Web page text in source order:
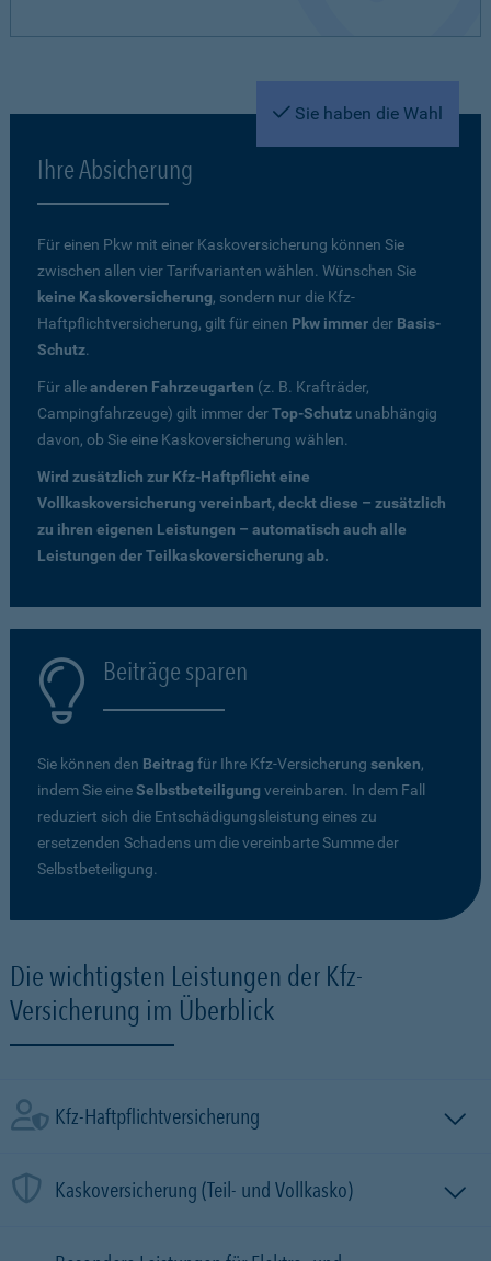
Sie haben die Wahl
Ihre Absicherung
Für einen Pkw mit einer Kaskoversicherung können Sie
zwischen allen vier Tarifvarianten wählen. Wünschen Sie
keine Kaskoversicherung, sondern nur die Kfz-
Haftpflichtversicherung, gilt für einen Pkw immerder Basis-
Schutz.
Für alleanderen Fahrzeugarten (z. B. Krafträder,
Campingfahrzeuge) gilt immer derTop-Schutz unabhängig
davon, ob Sie eine Kaskoversicherung wählen.
Wird zusätzlich zur Kfz-Haftpflicht eine
Vollkaskoversicherung vereinbart, deckt diese – zusätzlich
zu ihren eigenen Leistungen – automatisch auch alle
Leistungen der Teilkaskoversicherung ab.
Beiträge sparen
Sie können den Beitrag für Ihre Kfz-Versicherung senken,
indem Sie eineSelbstbeteiligung vereinbaren. In dem Fall
reduziert sich die Entschädigungsleistung eines zu
ersetzenden Schadens um die vereinbarte Summe der
Selbstbeteiligung.
Die wichtigsten Leistungen der Kfz-
Versicherung im Überblick
Kfz-Haftpflichtversicherung
Kaskoversicherung (Teil- und Vollkasko)